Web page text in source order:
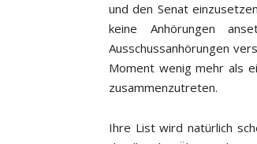
und den Senat
keine Anhörungen
Ausschussanhörungen
Moment wenig mehr als
zusammenzutreten.
Ihre List wird natürlich